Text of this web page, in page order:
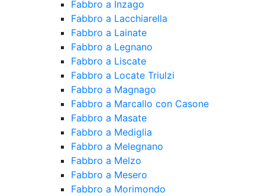
Fabbro a Inzago
Fabbro a Lacchiarella
Fabbro a Lainate
Fabbro a Legnano
Fabbro a Liscate
Fabbro a Locate Triulzi
Fabbro a Magnago
Fabbro a Marcallo con Casone
Fabbro a Masate
Fabbro a Mediglia
Fabbro a Melegnano
Fabbro a Melzo
Fabbro a Mesero
Fabbro a Morimondo